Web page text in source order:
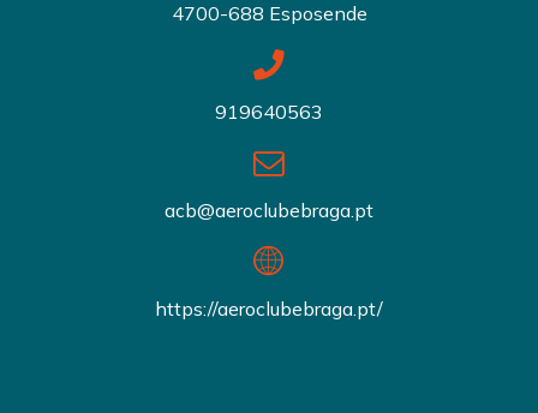
4700-688 Esposende
919640563
acb@aeroclubebraga.pt
https://aeroclubebraga.pt/